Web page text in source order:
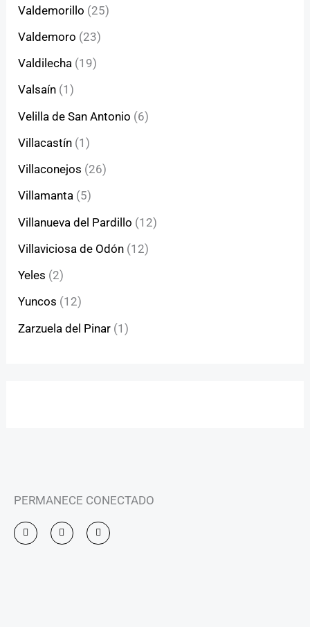
Valdemorillo (25)
Valdemoro (23)
Valdilecha (19)
Valsaín (1)
Velilla de San Antonio (6)
Villacastín (1)
Villaconejos (26)
Villamanta (5)
Villanueva del Pardillo (12)
Villaviciosa de Odón (12)
Yeles (2)
Yuncos (12)
Zarzuela del Pinar (1)
PERMANECE CONECTADO
I
n
s
F
a
c
Y
o
u